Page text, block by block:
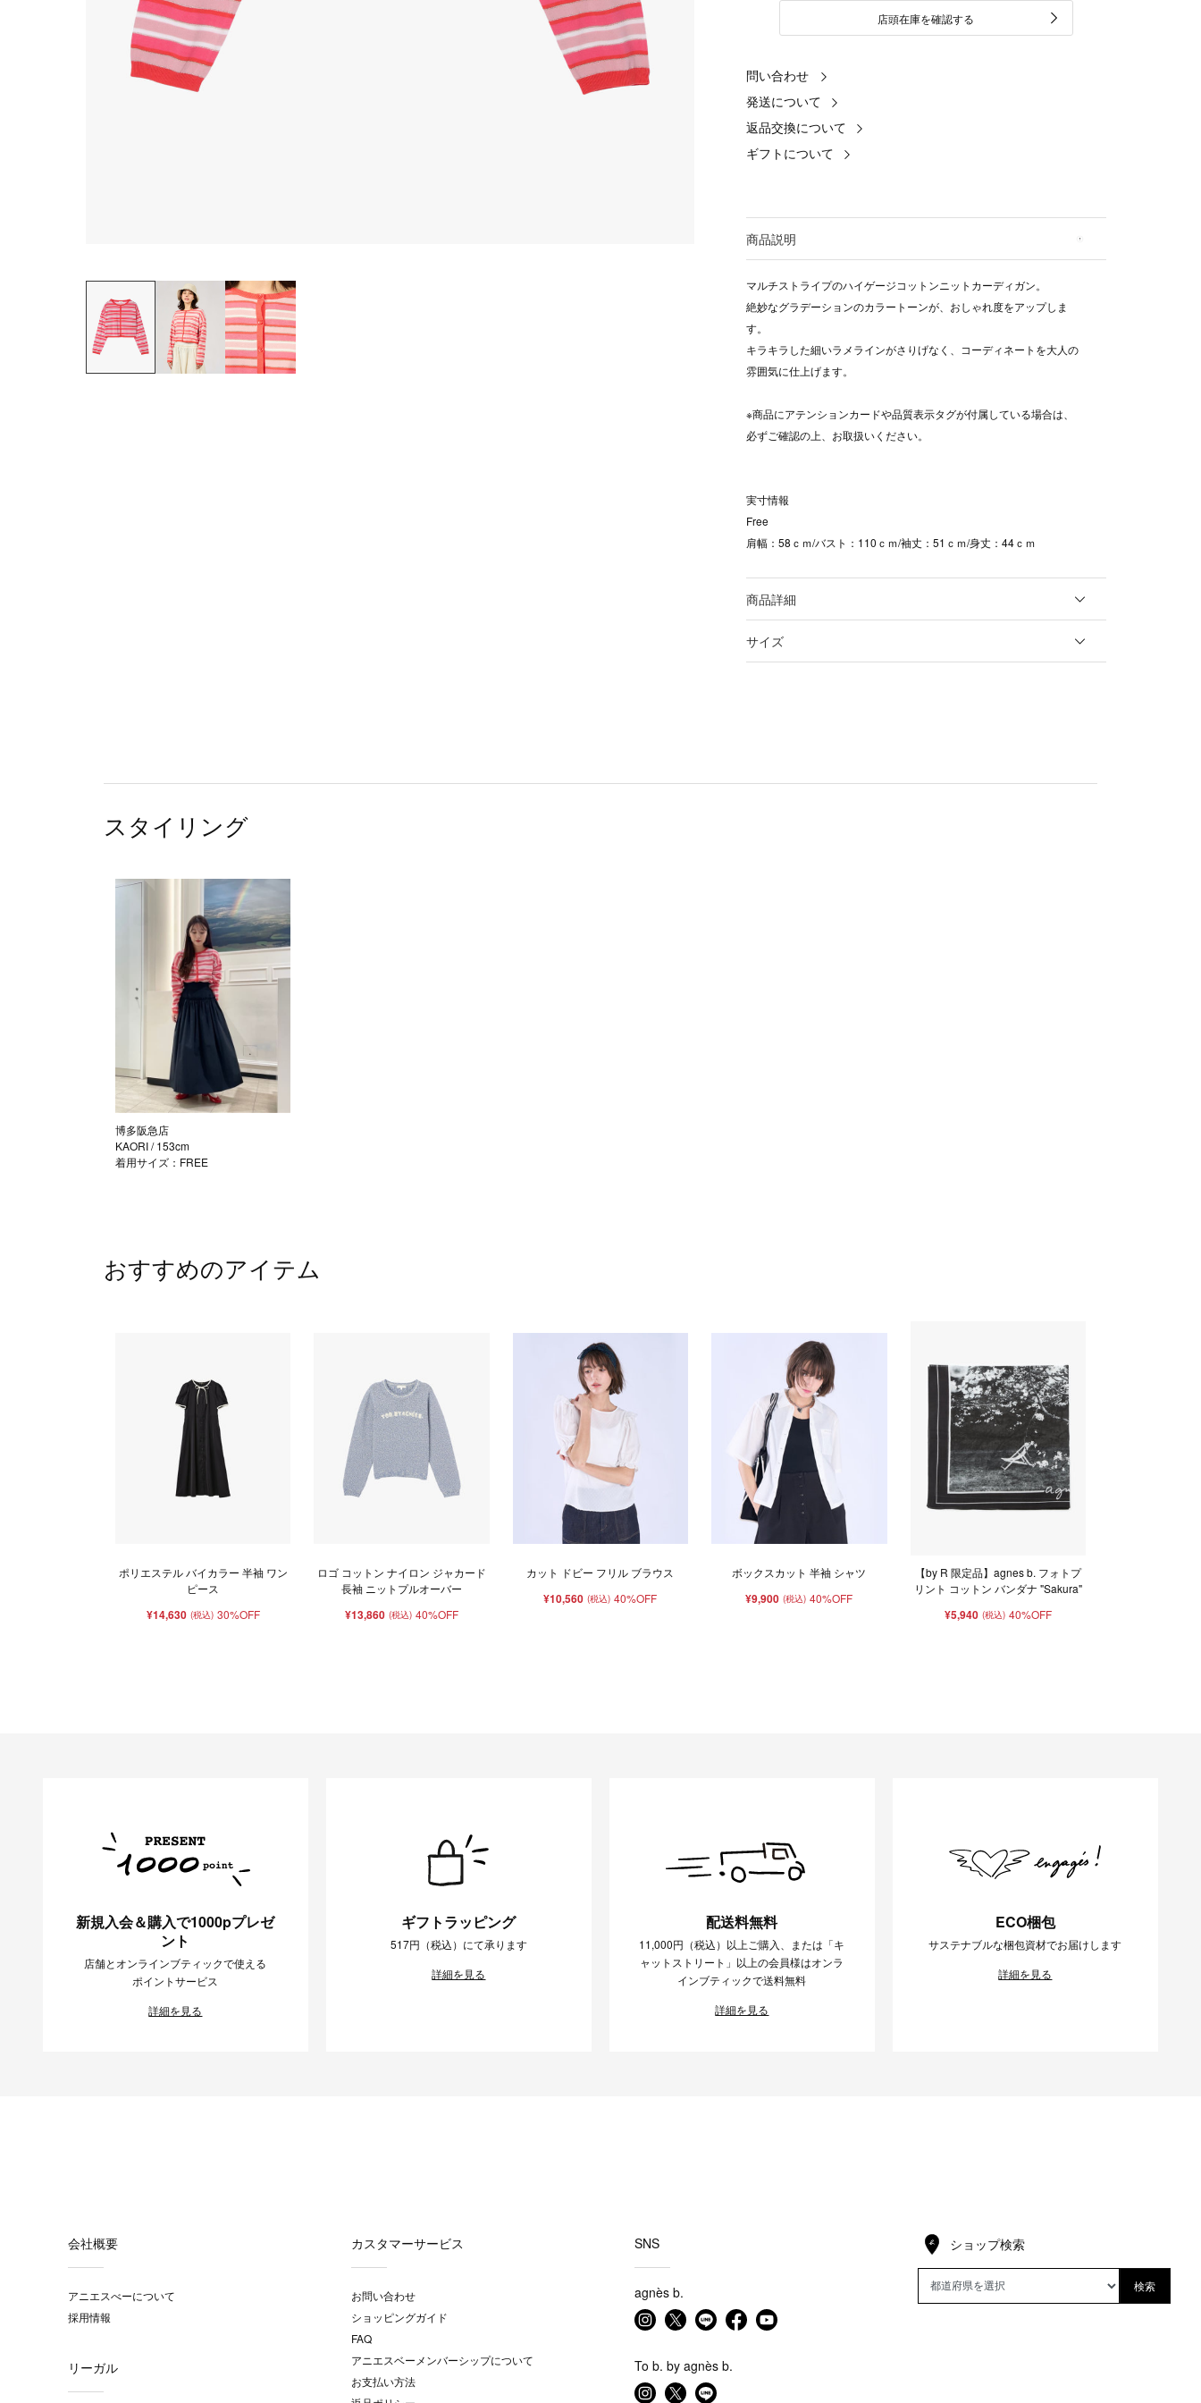
店頭在庫を確認する
問い合わせ
発送について
返品交換について
ギフトについて
商品説明
マルチストライプのハイゲージコットンニットカーディガン。
絶妙なグラデーションのカラートーンが、おしゃれ度をアップしま
す。
キラキラした細いラメラインがさりげなく、コーディネートを大人の
雰囲気に仕上げます。
※商品にアテンションカードや品質表示タグが付属している場合は、
必ずご確認の上、お取扱いください。
実寸情報
Free
肩幅：58ｃｍ/バスト：110ｃｍ/袖丈：51ｃｍ/身丈：44ｃｍ
商品詳細
サイズ
スタイリング
博多阪急店
KAORI/ 153cm
着用サイズ：FREE
おすすめのアイテム
ポリエステル バイカラー 半袖 ワン
ピース
¥14,630 (税込) 30%OFF
ロゴ コットン ナイロン ジャカード
長袖 ニットプルオーバー
¥13,860 (税込) 40%OFF
カット ドビー フリル ブラウス
¥10,560 (税込) 40%OFF
ボックスカット 半袖 シャツ
¥9,900 (税込) 40%OFF
【by R 限定品】agnes b. フォトプ
リント コットン バンダナ "Sakura"
¥5,940 (税込) 40%OFF
新規入会＆購入で1000pプレゼ
ント
店舗とオンラインブティックで使える
ポイントサービス
詳細を見る
ギフトラッピング
517円（税込）にて承ります
詳細を見る
配送料無料
11,000円（税込）以上ご購入、または「キ
ャットストリート」以上の会員様はオンラ
インブティックで送料無料
詳細を見る
ECO梱包
サステナブルな梱包資材でお届けします
詳細を見る
会社概要
アニエスべーについて
採用情報
リーガル
カスタマーサービス
お問い合わせ
ショッピングガイド
FAQ
アニエスベーメンバーシップについて
お支払い方法
SNS
agnès b.
To b. by agnès b.
ショップ検索
検索